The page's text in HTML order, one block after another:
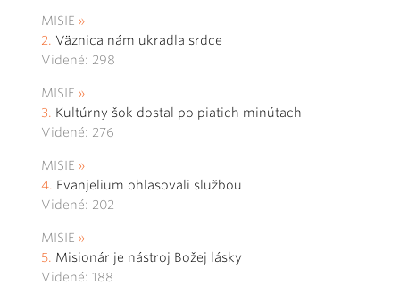
MISIE
Väznica nám ukradla srdce
Videné: 298
MISIE
Kultúrny šok dostal po piatich minútach
Videné: 276
MISIE
Evanjelium ohlasovali službou
Videné: 202
MISIE
Misionár je nástroj Božej lásky
Videné: 188